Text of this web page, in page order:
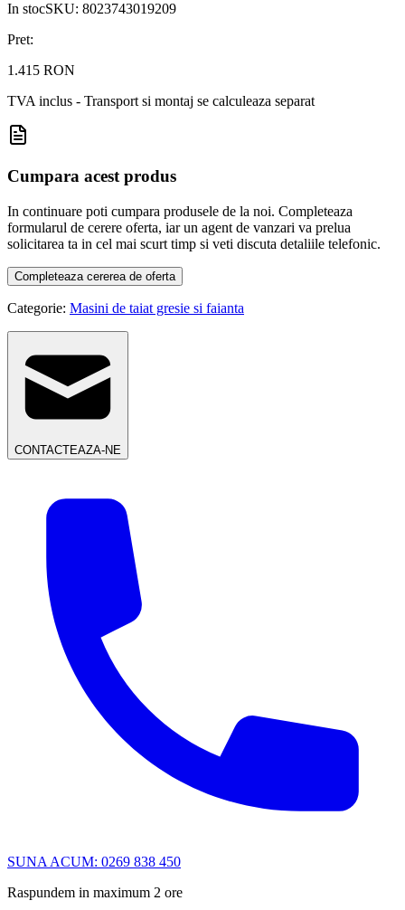
In stocSKU: 8023743019209
Pret:
1.415 RON
TVA inclus - Transport si montaj se calculeaza separat
Cumpara acest produs
In continuare poti cumpara produsele de la noi. Completeaza
formularul de cerere oferta, iar un agent de vanzari va prelua
solicitarea ta in cel mai scurt timp si veti discuta detaliile telefonic.
Completeaza cererea de oferta
Categorie: Masini de taiat gresie si faianta
CONTACTEAZA-NE
SUNA ACUM: 0269 838 450
Raspundem in maximum 2 ore